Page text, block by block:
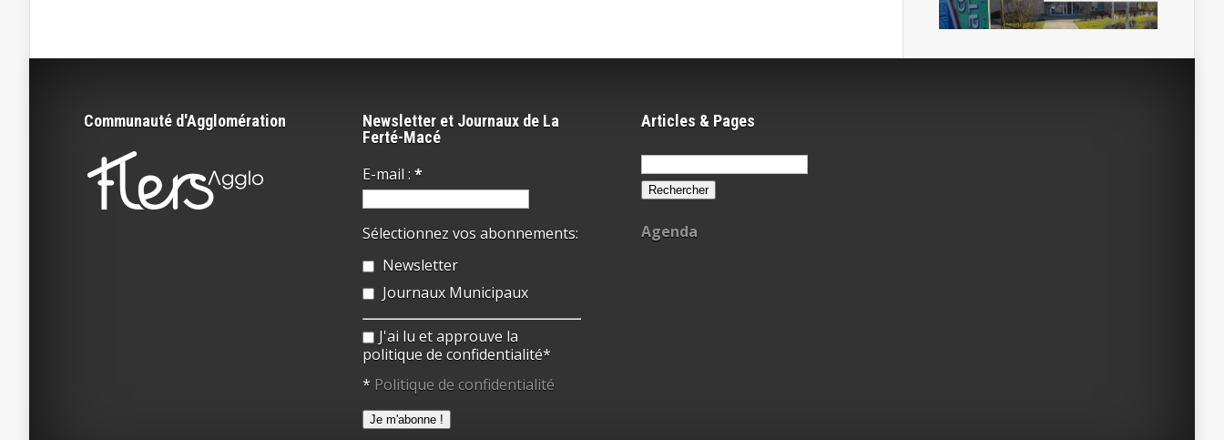
Communauté d'Agglomération
Newsletter et Journaux de La
Ferté-Macé
E-mail : *
Sélectionnez vos abonnements:
Newsletter
Journaux Municipaux
J'ai lu et approuve la
politique de confidentialité*
* Politique de confidentialité
Articles & Pages
Rechercher :
Agenda